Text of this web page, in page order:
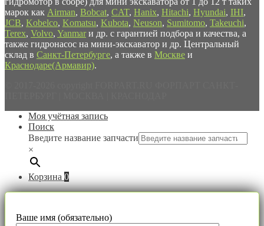
марок как Airman, Bobcat, CAT, Hanix, Hitachi, Hyundai, IHI,
JCB, Kobelco, Komatsu, Kubota, Neuson, Sumitomo, Takeuchi,
Terex, Volvo, Yanmar и др. с гарантией подбора и качества, а
также гидронасос на мини-экскаватор и др. Центральный
склад в Санкт-Петербурге, а также в Москве и
Краснодаре(Армавир).
Моя учётная запись
Поиск
Введите название запчасти
×
Корзина 0
Ваше имя (обязательно)